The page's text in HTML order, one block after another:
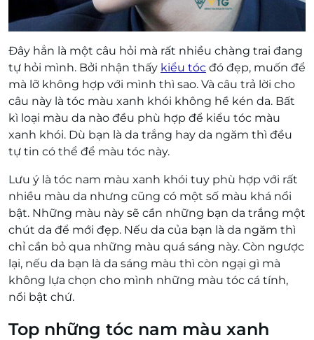
Đây hẳn là một câu hỏi mà rất nhiều chàng trai đang
tự hỏi mình. Bởi nhận thấy kiểu tóc đó đẹp, muốn để
mà lỡ không hợp với mình thì sao. Và câu trả lời cho
câu này là tóc màu xanh khói không hề kén da. Bất
kì loại màu da nào đều phù hợp để kiểu tóc màu
xanh khói. Dù bạn là da trắng hay da ngăm thì đều
tự tin có thể để màu tóc này.
Lưu ý là tóc nam màu xanh khói tuy phù hợp với rất
nhiều màu da nhưng cũng có một số màu khá nổi
bật. Những màu này sẽ cần những bạn da trắng một
chút da để mới đẹp. Nếu da của bạn là da ngăm thì
chỉ cần bỏ qua những màu quá sáng này. Còn ngược
lại, nếu da bạn là da sáng màu thì còn ngại gì mà
không lựa chọn cho mình những màu tóc cá tính,
nổi bật chứ.
Top những tóc nam màu xanh